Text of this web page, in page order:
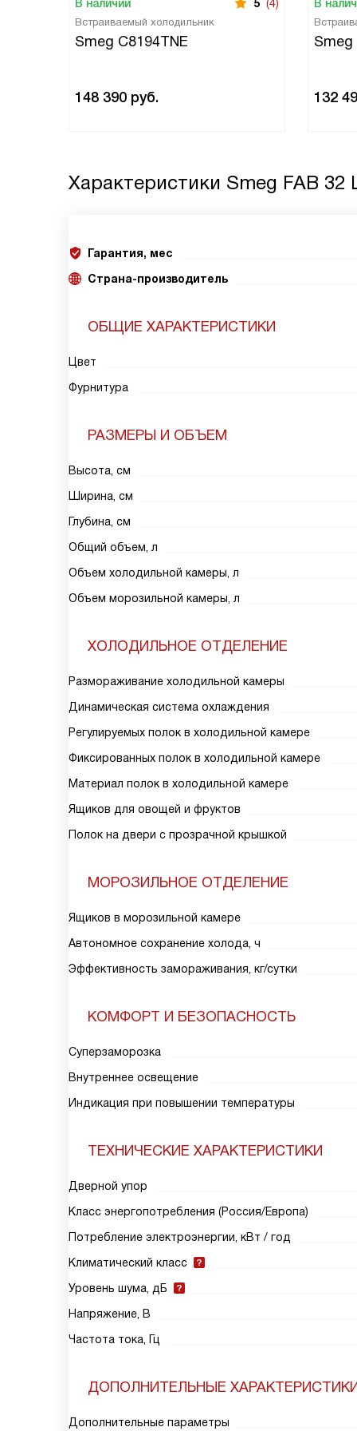
В наличии 5 (4)
Встраиваемый холодильник
Smeg C8194TNE
148 390 руб.
В
Smeg
132
Характеристики Smeg FAB 32
Гарантия, мес
Страна-производитель
ОБЩИЕ ХАРАКТЕРИСТИКИ
Цвет
Фурнитура
РАЗМЕРЫ И ОБЪЕМ
Высота, см
Ширина, см
Глубина, см
Общий объем, л
Объем холодильной камеры, л
Объем морозильной камеры, л
ХОЛОДИЛЬНОЕ ОТДЕЛЕНИЕ
Размораживание холодильной камеры
Динамическая система охлаждения
Регулируемых полок в холодильной камере
Фиксированных полок в холодильной камере
Материал полок в холодильной камере
Ящиков для овощей и фруктов
Полок на двери с прозрачной крышкой
МОРОЗИЛЬНОЕ ОТДЕЛЕНИЕ
Ящиков в морозильной камере
Автономное сохранение холода, ч
Эффективность замораживания, кг/сутки
КОМФОРТ И БЕЗОПАСНОСТЬ
Суперзаморозка
Внутреннее освещение
Индикация при повышении температуры
ТЕХНИЧЕСКИЕ ХАРАКТЕРИСТИКИ
Дверной упор
Класс энергопотребления (Россия/Европа)
Потребление электроэнергии, кВт / год
Климатический класс
Уровень шума, дБ
Напряжение, В
Частота тока, Гц
ДОПОЛНИТЕЛЬНЫЕ
Дополнительные параметры